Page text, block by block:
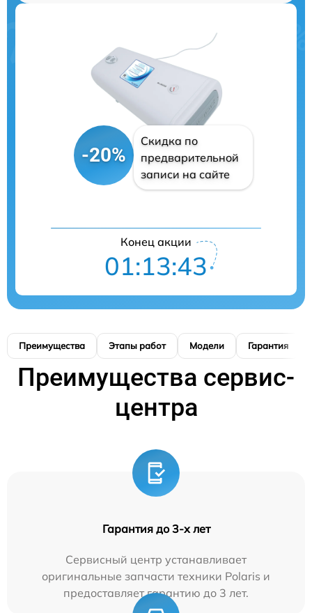
-20%
Скидка по
предварительной
записи на сайте
Конец акции
01:13:43
Преимущества Этапы работ Модели Гарантия
Преимущества сервис-
центра
Гарантия до 3-х лет
Сервисный центр устанавливает
оригинальные запчасти техники Polaris и
предоставляет гарантию до 3 лет.